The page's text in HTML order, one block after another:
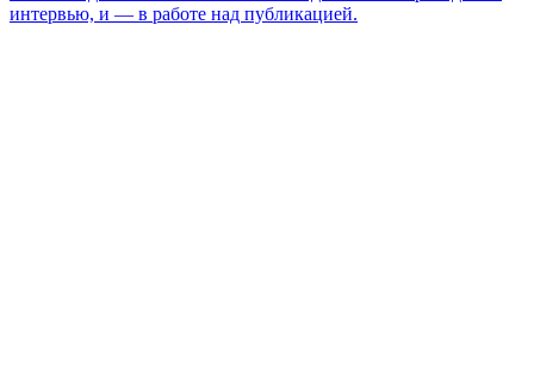
интервью, и — в работе над публикацией.